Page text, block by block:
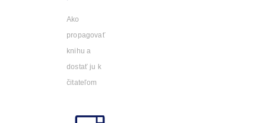
Ako
propagovať
knihu a
dostať ju k
čitateľom